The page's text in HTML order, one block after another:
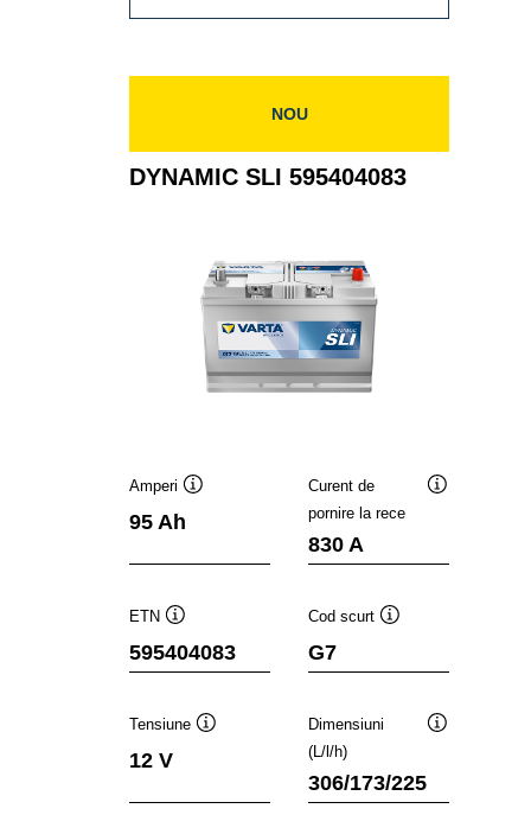
SLI
NOU
DYNAMIC SLI 595404083
Amperi
95 Ah
Curent de
pornire la rece
830 A
ETN
595404083
Cod scurt
G7
Tensiune
12 V
Dimensiuni
(L/l/h)
306/173/225